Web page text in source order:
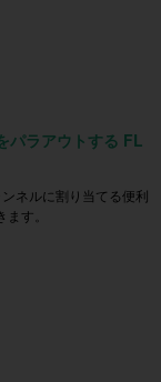
パラアウトする FL
ネルに割り当てる便利
す。